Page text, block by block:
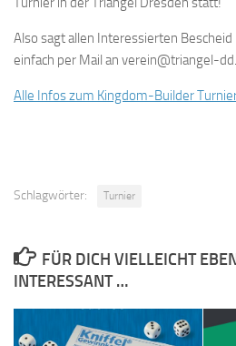
Also sagt allen Interessierten
einfach per Mail an verein@triangel-
Alle Infos zum Kingdom-Builder
Schlagwörter: Turnier
FÜR DICH VIELLEICHT
INTERESSANT …